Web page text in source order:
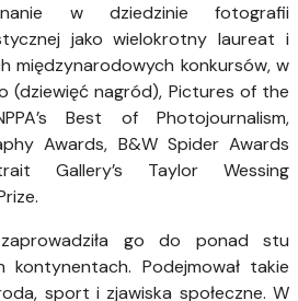
w dziedzinie fotografii
jako wielokrotny laureat i
międzynarodowych konkursów, w
(dziewięć nagród), Pictures of the
Best of Photojournalism,
Awards, B&W Spider Awards
Gallery’s Taylor Wessing
go do ponad stu
Podejmował takie
sport i zjawiska społeczne. W